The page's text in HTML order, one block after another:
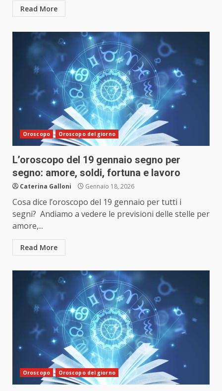
Read More
Oroscopo Oroscopo del giorno
L’oroscopo del 19 gennaio segno per
segno: amore, soldi, fortuna e lavoro
Caterina Galloni Gennaio 18, 2026
Cosa dice l’oroscopo del 19 gennaio per tutti i
segni? Andiamo a vedere le previsioni delle stelle per
amore,...
Read More
Oroscopo Oroscopo del giorno